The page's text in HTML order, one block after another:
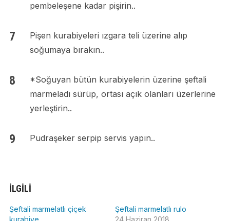
pembeleşene kadar pişirin..
Pişen kurabiyeleri ızgara teli üzerine alıp
soğumaya bırakın..
*Soğuyan bütün kurabiyelerin üzerine şeftali
marmeladı sürüp, ortası açık olanları üzerlerine
yerleştirin..
Pudraşeker serpip servis yapın..
İLGILI
Şeftali marmelatlı çiçek
Şeftali marmelatlı rulo